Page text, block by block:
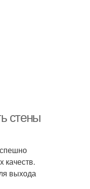
стены
качеств.
выхода